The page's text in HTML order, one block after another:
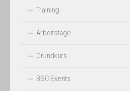
Training
Arbeitstage
Grundkurs
BSC-Events